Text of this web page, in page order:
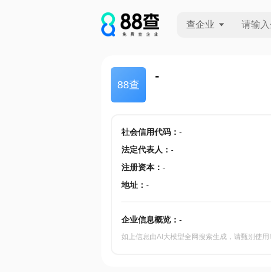
查企业
88查
-
社会信用代码： -
法定代表人 ： -
注册资本： -
地址： -
企业信息概览： -
如上信息由AI大模型全网搜索生成，请甄别使用!